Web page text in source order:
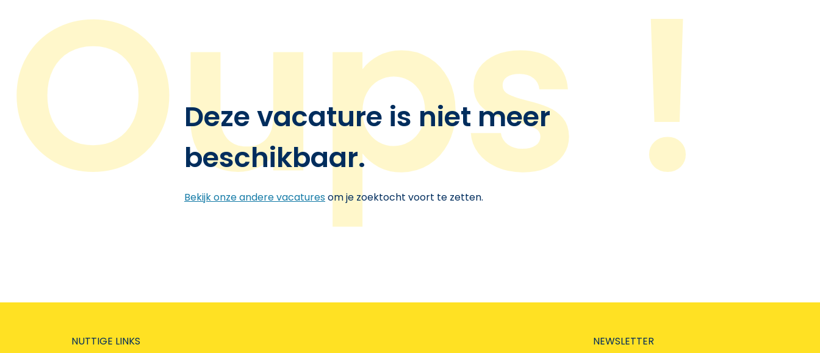
Deze vacature is niet meer
beschikbaar.
Bekijk onze andere vacaturesom je zoektocht voort te zetten.
NUTTIGE LINKS NEWSLETTER